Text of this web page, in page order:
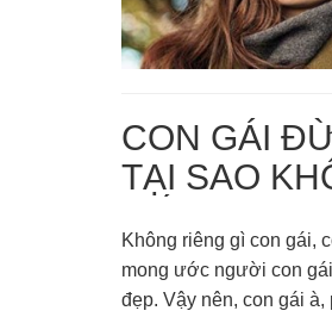
CON GÁI
TẠI SAO
NHỮNG
Không riêng gì con gái,
mong ước người con
đẹp. Vậy nên, con gái à,